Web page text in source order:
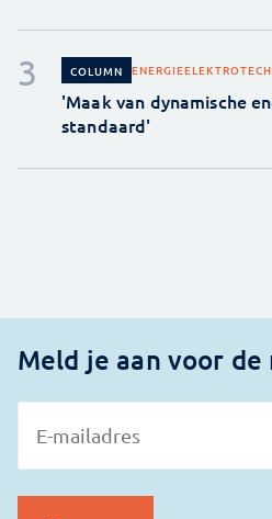
COLUMN ENERGIE
'Maak van dynamische
standaard'
Meld je aan voor